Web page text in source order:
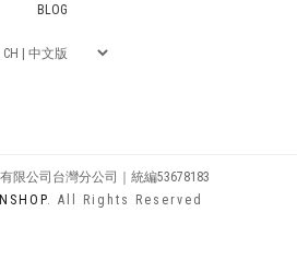
BLOG
限公司台灣分公司｜統編53678183
. All Rights Reserved